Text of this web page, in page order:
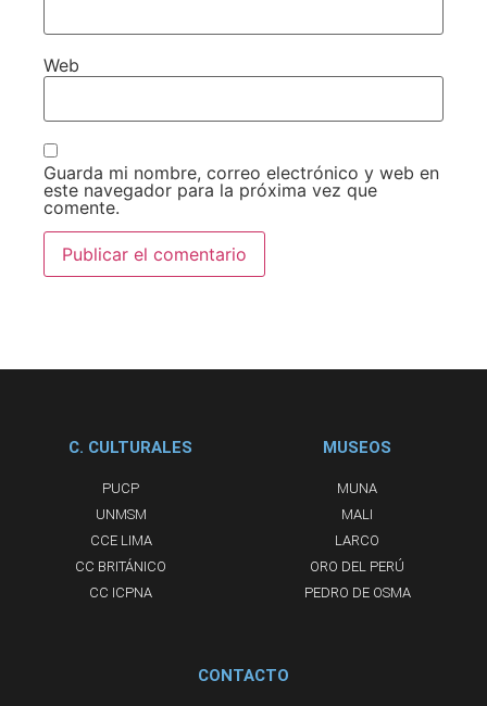
Web
Guarda mi nombre, correo electrónico y web en
este navegador para la próxima vez que
comente.
C. CULTURALES
PUCP
UNMSM
CCE LIMA
CC BRITÁNICO
CC ICPNA
MUSEOS
MUNA
MALI
LARCO
ORO DEL PERÚ
PEDRO DE OSMA
CONTACTO